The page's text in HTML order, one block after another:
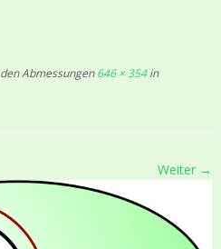
Abmessungen646 × 354in
Weiter →